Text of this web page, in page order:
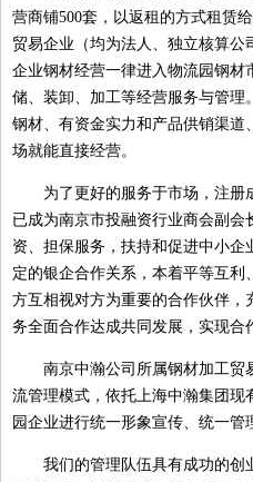
营商铺500套，以返租的方式租赁
贸易企业（均为法人、独立核算公
企业钢材经营一律进入物流园钢
储、装卸、加工等经营服务与管
钢材、有资金实力和产品供销渠
场就能直接经营。
为了更好的服务于市场，注
已成为南京市投融资行业商会副
资、担保服务，扶持和促进中小
定的银企合作关系，本着平等互
方互相视对方为重要的合作伙伴，
务全面合作达成共同发展，实现合
南京中瀚公司所属钢材加工贸
流管理模式，依托上海中瀚集团现
园企业进行统一形象宣传、统一管
我们的管理队伍具有成功的创